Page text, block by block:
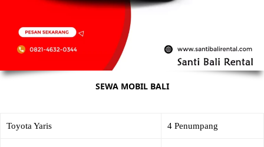
SEWA MOBIL BALI
Toyota Yaris 4 Penumpang